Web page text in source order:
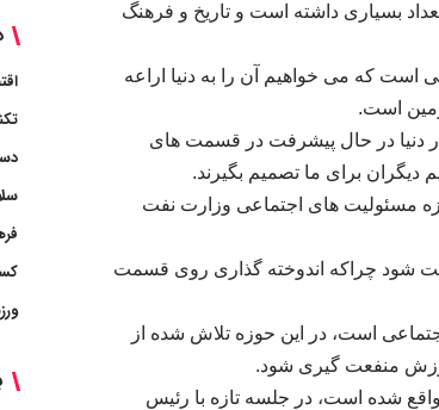
بسیاری داشته است و تاریخ و فرهنگ
که می خواهیم آن را به دنیا اراعه
است.
دنیا در حال پیشرفت در قسمت های
دیگران برای ما تصمیم بگیرند.
مسئولیت های اجتماعی وزارت نفت
شود چراکه اندوخته گذاری روی قسمت
است، در این حوزه تلاش شده از
منفعت گیری شود.
شده است، در جلسه تازه با رئیس